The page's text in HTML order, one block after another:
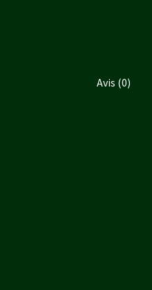
Avis (0)